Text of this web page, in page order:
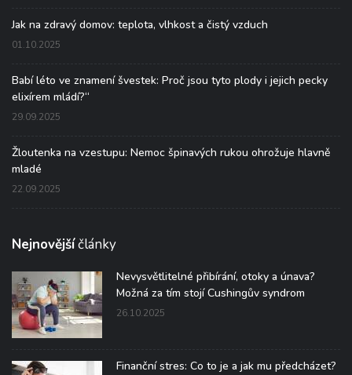
Jak na zdravý domov: teplota, vlhkost a čistý vzduch
01.10.2025
Babí léto ve znamení švestek: Proč jsou tyto plody i jejich pecky
elixírem mládí?“
29.09.2025
Žloutenka na vzestupu: Nemoc špinavých rukou ohrožuje hlavně
mladé
22.09.2025
Nejnovějšíčlánky
Nevysvětlitelné přibírání, otoky a únava?
Možná za tím stojí Cushingův syndrom
26.10.2025
Finanční stres: Co to je a jak mu předcházet?